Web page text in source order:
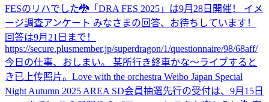
FESのリハでした🐉 「DRA FES 2025」は9月28日開催！ イメ
ージ調査アンケート みなさまの回答、お待ちしています！
回答は9月21日まで！
https://secure.plusmember.jp/superdragon/1/questionnaire/98/68aff/
今日の仕事、おしまい。 某所行き終車かな〜ライブすると
き已上传照片。 Love with the orchestra Weibo Japan Special
Night Autumn 2025 AREA SD会員抽選先行の受付は、9月15日